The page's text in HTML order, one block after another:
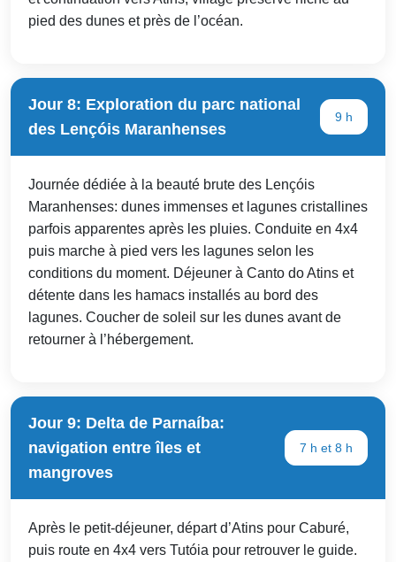
pied des dunes et près de l’océan.
Jour 8: Exploration du parc national
des Lençóis Maranhenses
9 h
Journée dédiée à la beauté brute des Lençóis
Maranhenses: dunes immenses et lagunes cristallines
parfois apparentes après les pluies. Conduite en 4x4
puis marche à pied vers les lagunes selon les
conditions du moment. Déjeuner à Canto do Atins et
détente dans les hamacs installés au bord des
lagunes. Coucher de soleil sur les dunes avant de
retourner à l’hébergement.
Jour 9: Delta de Parnaíba:
navigation entre îles et
mangroves
7 h et 8 h
Après le petit-déjeuner, départ d’Atins pour Caburé,
puis route en 4x4 vers Tutóia pour retrouver le guide.